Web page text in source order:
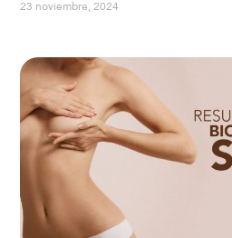
23 noviembre, 2024